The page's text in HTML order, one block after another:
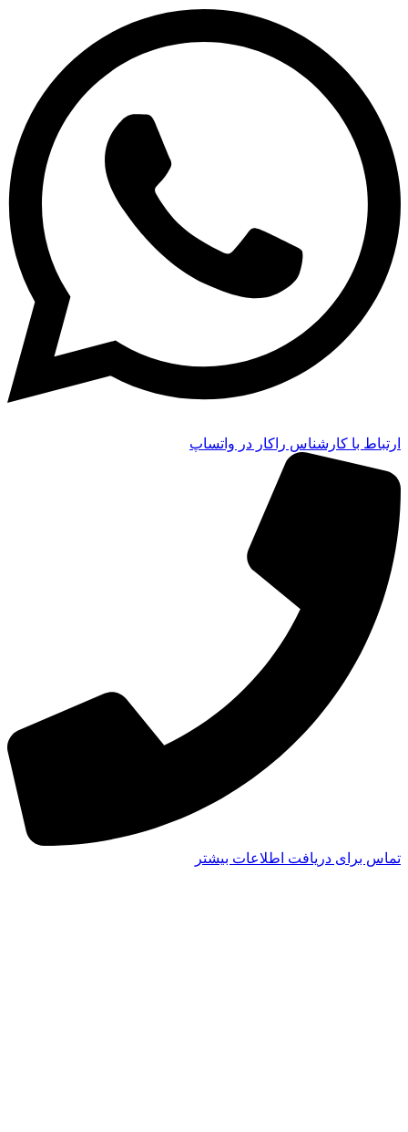
ارتباط با کارشناس راکار در واتساپ
تماس برای دریافت اطلاعات بیشتر